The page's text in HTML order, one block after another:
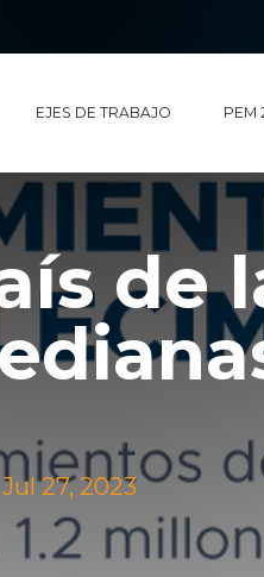
EJES DE TRABAJO PEM
de
Jul 27, 2023